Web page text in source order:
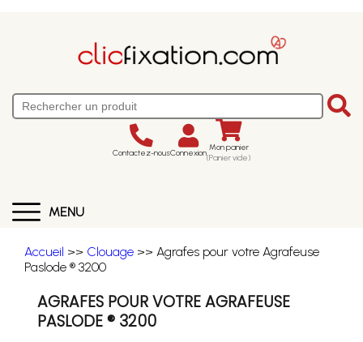
Contactez-nousConnexion Mon panier
(Panier vide)
MENU
Accueil >> Clouage >> Agrafes pour votre Agrafeuse
Paslode ® 3200
AGRAFES POUR VOTRE AGRAFEUSE
PASLODE ® 3200